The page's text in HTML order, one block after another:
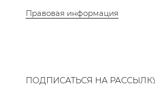
Правовая информация
ПОДПИСАТЬСЯ НА